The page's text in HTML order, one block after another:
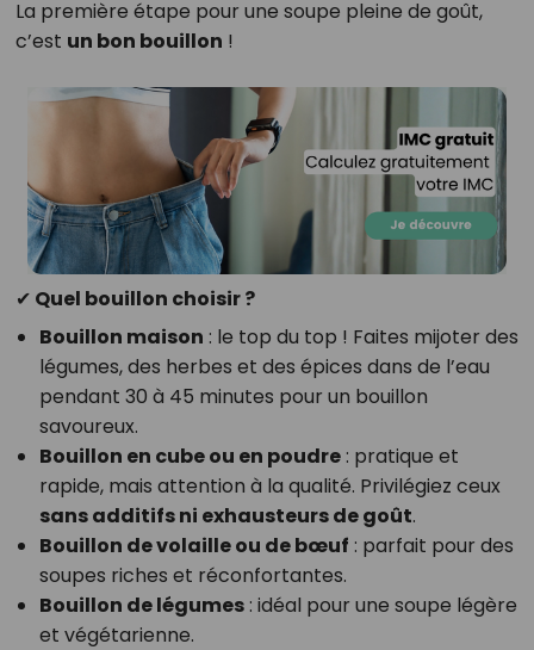
La première étape pour une soupe pleine de goût,
c’est un bon bouillon !
✔ Quel bouillon choisir ?
Bouillon maison : le top du top ! Faites mijoter des
légumes, des herbes et des épices dans de l’eau
pendant 30 à 45 minutes pour un bouillon
savoureux.
Bouillon en cube ou en poudre: pratique et
rapide, mais attention à la qualité. Privilégiez ceux
sans additifs ni exhausteurs de goût.
Bouillon de volaille ou de bœuf : parfait pour des
soupes riches et réconfortantes.
Bouillon de légumes: idéal pour une soupe légère
et végétarienne.